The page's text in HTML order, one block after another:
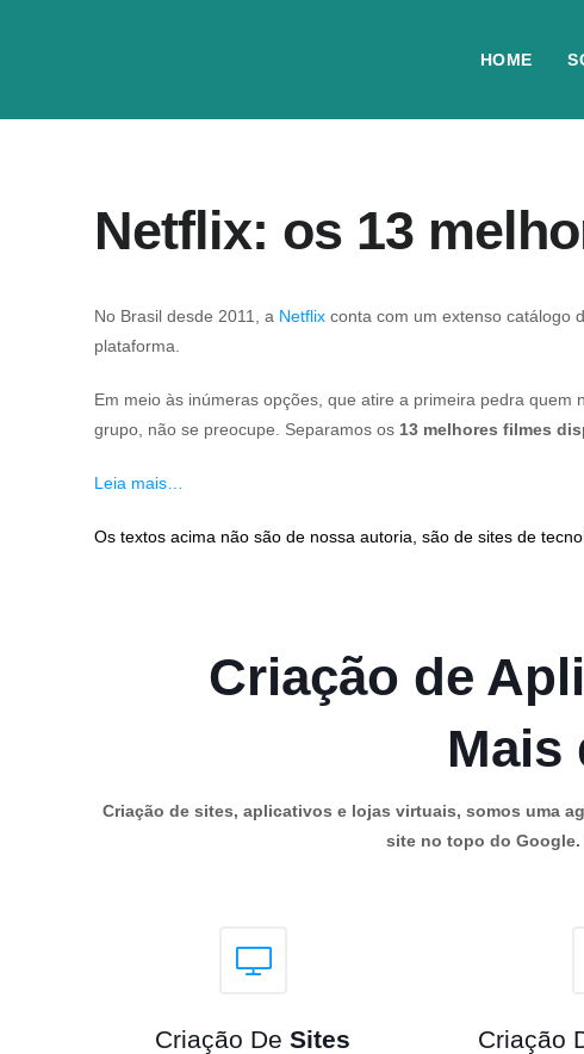
HOME
Netflix: os 13
No Brasil desde 2011, a Netflix conta com um extenso catálogo
plataforma.
Em meio às inúmeras opções, que atire a primeira pedra
grupo, não se preocupe. Separamos os 13 melhores filmes
Leia mais…
Os textos acima não são de nossa autoria, são de sites de
Criação de
Mais
Criação de sites, aplicativos e lojas virtuais, somos uma
site no topo do
Criação DeSites Criação